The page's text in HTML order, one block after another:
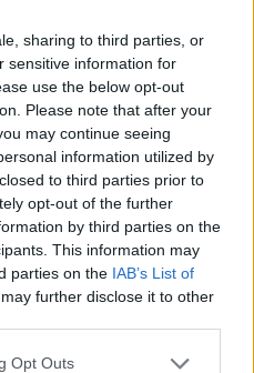
sharing to third parties, or
sensitive information for
use the below opt-out
Please note that after your
may continue seeing
information utilized by
to third parties prior to
opt-out of the further
by third parties on the
This information may
parties on the IAB’s List of
further disclose it to other
Opt Outs
/ Αθηναϊκή Γενική Κλινική
και τα συμφέροντα, οι
στα δάνεια, νέο deal
των κερδών της
«Σε πέντε χρόνια
αναστέλλει την εξέλιξη του
προτάσεις και δράσεις με